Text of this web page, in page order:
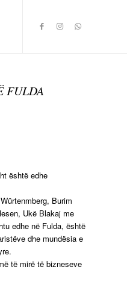
FULDA
është edhe
Burim
Ukë Blakaj me
edhe në Fulda, është
dhe mundësia e
të mirë të bizneseve